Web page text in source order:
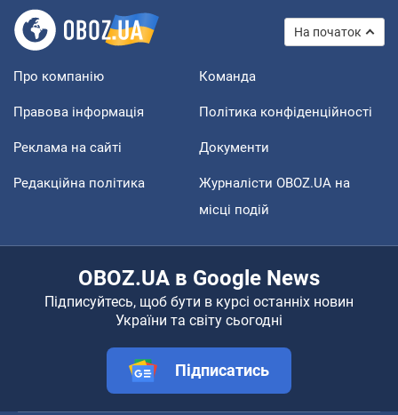
На початок
Про компанію Команда
Правова інформація Політика конфіденційності
Реклама на сайті Документи
Редакційна політика
Журналісти OBOZ.UA на
місці подій
OBOZ.UA в Google News
Підписуйтесь, щоб бути в курсі останніх новин
України та світу сьогодні
Підписатись